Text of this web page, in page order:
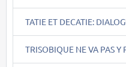
TATIE ET DECATIE:
TRISOBIQUE NE VA PAS Y